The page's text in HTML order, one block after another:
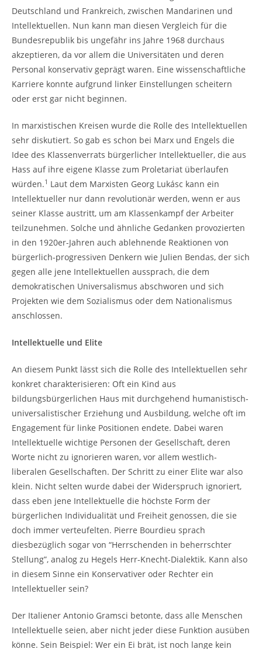
Deutschland und Frankreich, zwischen Mandarinen und
Intellektuellen. Nun kann man diesen Vergleich für die
Bundesrepublik bis ungefähr ins Jahre 1968 durchaus
akzeptieren, da vor allem die Universitäten und deren
Personal konservativ geprägt waren. Eine wissenschaftliche
Karriere konnte aufgrund linker Einstellungen scheitern
oder erst gar nicht beginnen.
In marxistischen Kreisen wurde die Rolle des Intellektuellen
sehr diskutiert. So gab es schon bei Marx und Engels die
Idee des Klassenverrats bürgerlicher Intellektueller, die aus
Hass auf ihre eigene Klasse zum Proletariat überlaufen
würden.1 Laut dem Marxisten Georg Lukásc kann ein
Intellektueller nur dann revolutionär werden, wenn er aus
seiner Klasse austritt, um am Klassenkampf der Arbeiter
teilzunehmen. Solche und ähnliche Gedanken provozierten
in den 1920er-Jahren auch ablehnende Reaktionen von
bürgerlich-progressiven Denkern wie Julien Bendas, der sich
gegen alle jene Intellektuellen aussprach, die dem
demokratischen Universalismus abschworen und sich
Projekten wie dem Sozialismus oder dem Nationalismus
anschlossen.
Intellektuelle und Elite
An diesem Punkt lässt sich die Rolle des Intellektuellen sehr
konkret charakterisieren: Oft ein Kind aus
bildungsbürgerlichen Haus mit durchgehend humanistisch-
universalistischer Erziehung und Ausbildung, welche oft im
Engagement für linke Positionen endete. Dabei waren
Intellektuelle wichtige Personen der Gesellschaft, deren
Worte nicht zu ignorieren waren, vor allem westlich-
liberalen Gesellschaften. Der Schritt zu einer Elite war also
klein. Nicht selten wurde dabei der Widerspruch ignoriert,
dass eben jene Intellektuelle die höchste Form der
bürgerlichen Individualität und Freiheit genossen, die sie
doch immer verteufelten. Pierre Bourdieu sprach
diesbezüglich sogar von “Herrschenden in beherrschter
Stellung”, analog zu Hegels Herr-Knecht-Dialektik. Kann also
in diesem Sinne ein Konservativer oder Rechter ein
Intellektueller sein?
Der Italiener Antonio Gramsci betonte, dass alle Menschen
Intellektuelle seien, aber nicht jeder diese Funktion ausüben
könne. Sein Beispiel: Wer ein Ei brät, ist noch lange kein